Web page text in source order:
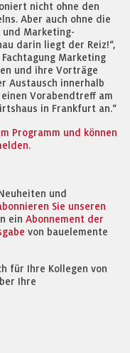
nicht ohne den
Aber auch ohne die
und Marketing-
darin liegt der Reiz!“,
Marketing
und ihre Vorträge
Austausch innerhalb
Vorabendtreff am
in Frankfurt an.“
Programm und können
und
Sie unseren
ein Abonnement der
von bauelemente
für Ihre Kollegen von
Ihre